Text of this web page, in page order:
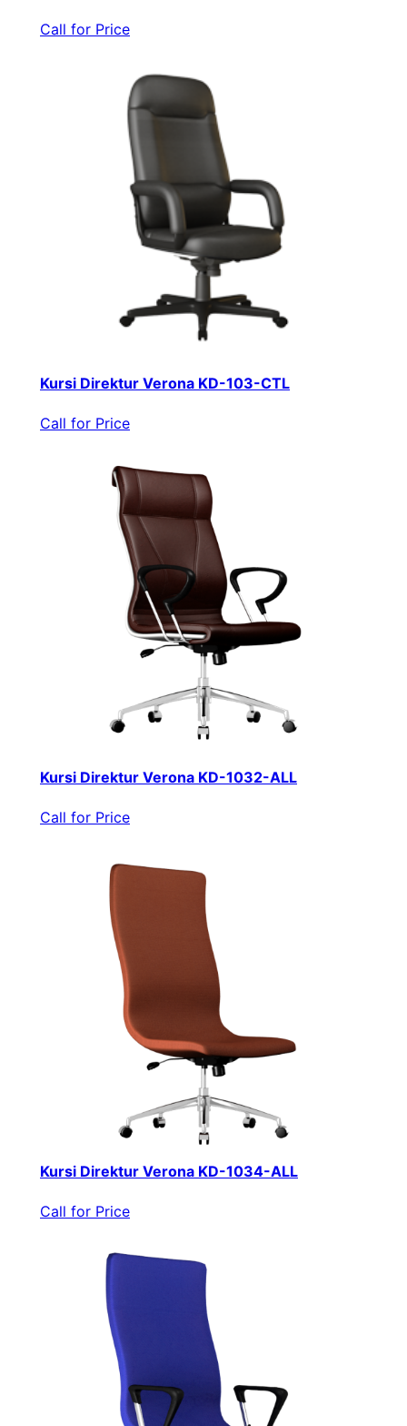
Call for Price
Kursi Direktur Verona KD-103-CTL
Call for Price
Kursi Direktur Verona KD-1032-ALL
Call for Price
Kursi Direktur Verona KD-1034-ALL
Call for Price